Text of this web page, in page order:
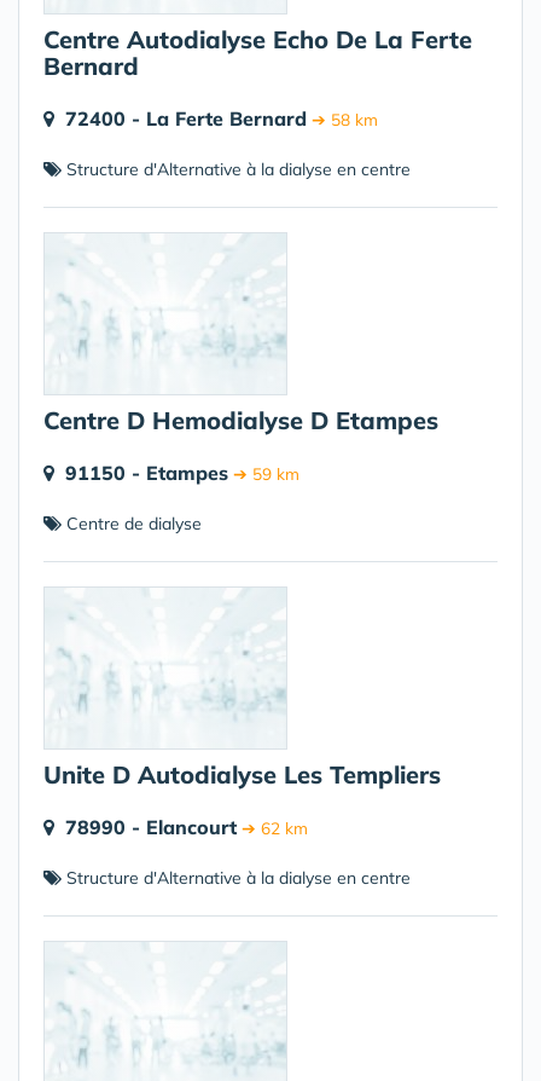
Centre Autodialyse Echo De La Ferte
Bernard
72400 - La Ferte Bernard ➔ 58 km
Structure d'Alternative à la dialyse en centre
Centre D Hemodialyse D Etampes
91150 - Etampes ➔ 59 km
Centre de dialyse
Unite D Autodialyse Les Templiers
78990 - Elancourt ➔ 62 km
Structure d'Alternative à la dialyse en centre